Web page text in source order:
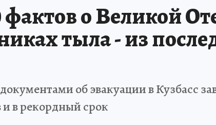
фактов о Великой
тыла - из
об эвакуации в Кузбасс
в рекордный срок